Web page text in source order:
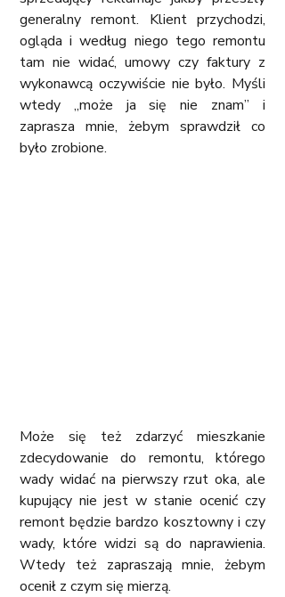
generalny remont. Klient przychodzi,
ogląda i według niego tego remontu
tam nie widać, umowy czy faktury z
wykonawcą oczywiście nie było. Myśli
wtedy „może ja się nie znam” i
zaprasza mnie, żebym sprawdził co
było zrobione.
Może się też zdarzyć mieszkanie
zdecydowanie do remontu, którego
wady widać na pierwszy rzut oka, ale
kupujący nie jest w stanie ocenić czy
remont będzie bardzo kosztowny i czy
wady, które widzi są do naprawienia.
Wtedy też zapraszają mnie, żebym
ocenił z czym się mierzą.